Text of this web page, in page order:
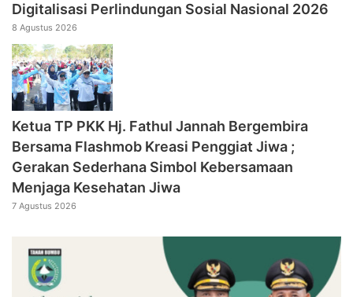
Digitalisasi Perlindungan Sosial Nasional 2026
8 Agustus 2026
‎Ketua TP PKK Hj. Fathul Jannah Bergembira
Bersama Flashmob Kreasi Penggiat Jiwa ;
Gerakan Sederhana Simbol Kebersamaan
Menjaga Kesehatan Jiwa
7 Agustus 2026